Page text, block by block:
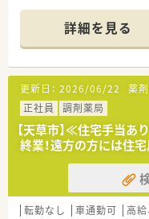
20枚の処方箋を扱い
■薬剤師1名に加え
ており連携しやすい
【法人特徴について】
■大正12年に創業し
定した薬局グループ
■熊本県内に23店舗
2店舗の新規出店を
■全店舗をオンライ
教育体制が非常に
【こんな取り組みを
■全店舗にピッキン
詳細を見る
更新日： 2026/06/22 薬
正社員
調剤薬局
【天草市】≪住宅手当
終業！遠方の方には住
転勤なし 車通勤可 高